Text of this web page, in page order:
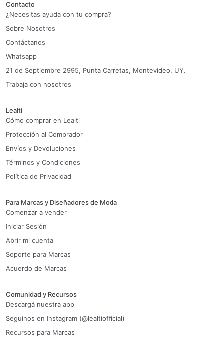
Contacto
¿Necesitas ayuda con tu compra?
Sobre Nosotros
Contáctanos
Whatsapp
21 de Septiembre 2995, Punta Carretas, Montevideo, UY.
Trabaja con nosotros
Lealti
Cómo comprar en Lealti
Protección al Comprador
Envíos y Devoluciones
Términos y Condiciones
Política de Privacidad
Para Marcas y Diseñadores de Moda
Comenzar a vender
Iniciar Sesión
Abrir mi cuenta
Soporte para Marcas
Acuerdo de Marcas
Comunidad y Recursos
Descargá nuestra app
Seguinos en Instagram (@lealtiofficial)
Recursos para Marcas